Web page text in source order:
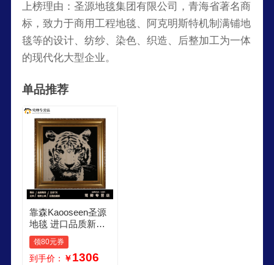
上榜理由：圣源地毯集团有限公司，青海省著名商
标，致力于商用工程地毯、阿克明斯特机制满铺地
毯等的设计、纺纱、染色、织造、后整加工为一体
的现代化大型企业。
单品推荐
靠森Kaooseen圣源
地毯 进口品质新西
兰羊毛创意挂毯 家
装墙饰简约风墙面
改造 创意一 6565c
领80元券
到手价： ￥1306